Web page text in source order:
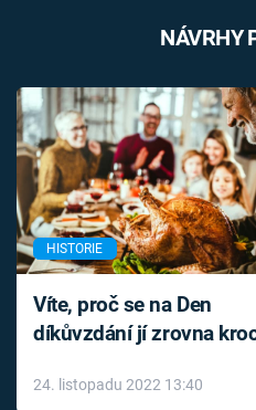
NÁVRHY
HISTORIE
Víte, proč se na Den
díkůvzdání jí zrovna
24. listopadu 2022 13:40